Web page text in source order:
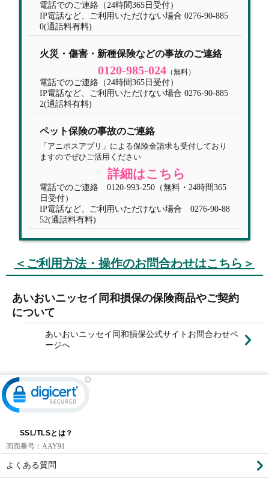
電話でのご連絡（24時間365日受付）
IP電話など、ご利用いただけない場合 0276-90-885
0(通話料有料)
火災・傷害・新種保険などの事故のご連絡
0120-985-024 （無料）
電話でのご連絡（24時間365日受付）
IP電話など、ご利用いただけない場合 0276-90-885
2(通話料有料)
ペット保険の事故のご連絡
「アニポスアプリ」による保険金請求も受付しており
ますのでぜひご活用ください
詳細はこちら
電話でのご連絡 0120-993-250（無料・24時間365
日受付）
IP電話など、ご利用いただけない場合 0276-90-88
52(通話料有料)
＜ご利用方法・操作のお問合わせはこちら＞
あいおいニッセイ同和損保の保険商品やご契約
について
あいおいニッセイ同和損保公式サイトお問合わせペ
ージへ
SSL/TLSとは？
画面番号： AAY91
よくある質問